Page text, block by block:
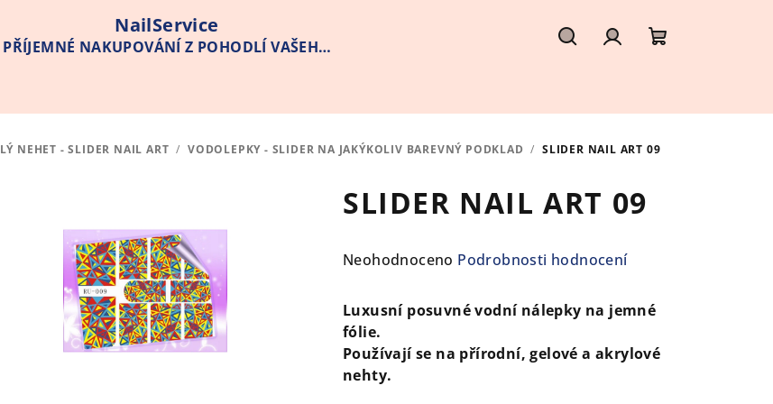
NailService
PŘÍJEMNÉ NAKUPOVÁNÍ Z POHODLÍ VAŠEHO
košík
NEHET - SLIDER NAIL ART / VODOLEPKY - SLIDER NA JAKÝKOLIV BAREVNÝ PODKLAD / SLIDER NAIL ART 09
SLIDER NAIL ART 09
Průměrné
produktu
je
0,0
Neohodnoceno Podrobnosti hodnocení
Luxusní posuvné vodní nálepky na jemné
fólie.
Používají se na přírodní, gelové a akrylové
nehty.